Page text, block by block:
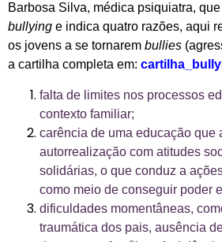
Barbosa Silva, médica psiquiatra,
bullying e indica quatro razões, aqui
os jovens a se tornarem bullies
a cartilha completa em:
falta de limites nos processos
contexto familiar;
carência de uma educação que
autorrealização com atitudes
solidárias, o que conduz a
como meio de conseguir poder
dificuldades momentâneas,
traumática dos pais, ausência